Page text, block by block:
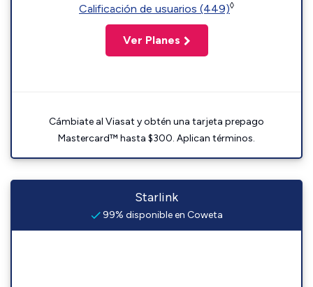
Calificación de usuarios (449)◊
Ver Planes
Cámbiate al Viasat y obtén una tarjeta prepago
Mastercard™ hasta $300. Aplican términos.
Starlink
99% disponible en Coweta